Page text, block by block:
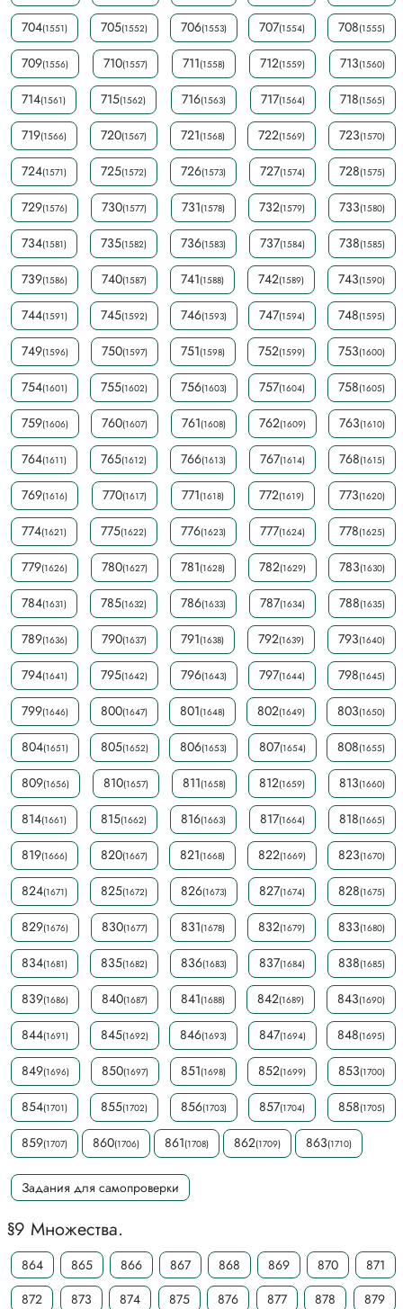
704(1551) 705(1552) 706(1553) 707(1554) 708(1555)
709(1556) 710(1557) 711(1558) 712(1559) 713(1560)
714(1561) 715(1562) 716(1563) 717(1564) 718(1565)
719(1566) 720(1567) 721(1568) 722(1569) 723(1570)
724(1571) 725(1572) 726(1573) 727(1574) 728(1575)
729(1576) 730(1577) 731(1578) 732(1579) 733(1580)
734(1581) 735(1582) 736(1583) 737(1584) 738(1585)
739(1586) 740(1587) 741(1588) 742(1589) 743(1590)
744(1591) 745(1592) 746(1593) 747(1594) 748(1595)
749(1596) 750(1597) 751(1598) 752(1599) 753(1600)
754(1601) 755(1602) 756(1603) 757(1604) 758(1605)
759(1606) 760(1607) 761(1608) 762(1609) 763(1610)
764(1611) 765(1612) 766(1613) 767(1614) 768(1615)
769(1616) 770(1617) 771(1618) 772(1619) 773(1620)
774(1621) 775(1622) 776(1623) 777(1624) 778(1625)
779(1626) 780(1627) 781(1628) 782(1629) 783(1630)
784(1631) 785(1632) 786(1633) 787(1634) 788(1635)
789(1636) 790(1637) 791(1638) 792(1639) 793(1640)
794(1641) 795(1642) 796(1643) 797(1644) 798(1645)
799(1646) 800(1647) 801(1648) 802(1649) 803(1650)
804(1651) 805(1652) 806(1653) 807(1654) 808(1655)
809(1656) 810(1657) 811(1658) 812(1659) 813(1660)
814(1661) 815(1662) 816(1663) 817(1664) 818(1665)
819(1666) 820(1667) 821(1668) 822(1669) 823(1670)
824(1671) 825(1672) 826(1673) 827(1674) 828(1675)
829(1676) 830(1677) 831(1678) 832(1679) 833(1680)
834(1681) 835(1682) 836(1683) 837(1684) 838(1685)
839(1686) 840(1687) 841(1688) 842(1689) 843(1690)
844(1691) 845(1692) 846(1693) 847(1694) 848(1695)
849(1696) 850(1697) 851(1698) 852(1699) 853(1700)
854(1701) 855(1702) 856(1703) 857(1704) 858(1705)
859(1707) 860(1706) 861(1708) 862(1709) 863(1710)
Задания для самопроверки
§9 Множества.
864 865 866 867 868 869 870
871
872
873 874 875 876 877 878
879